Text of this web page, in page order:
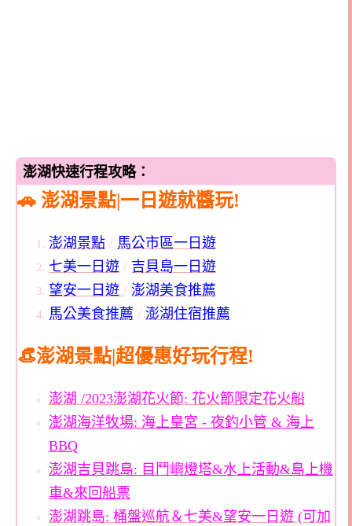
澎湖快速行程攻略：
🚗 澎湖景點|一日遊就醬玩!
澎湖景點 / 馬公市區一日遊
七美一日遊 / 吉貝島一日遊
望安一日遊 / 澎湖美食推薦
馬公美食推薦 / 澎湖住宿推薦
👒澎湖景點|超優惠好玩行程!
澎湖 /2023澎湖花火節: 花火節限定花火船
澎湖海洋牧場: 海上皇宮 - 夜釣小管 & 海上
BBQ
澎湖吉貝跳島: 目鬥嶼燈塔&水上活動&島上機
車&來回船票
澎湖跳島: 桶盤巡航＆七美&望安一日遊 (可加